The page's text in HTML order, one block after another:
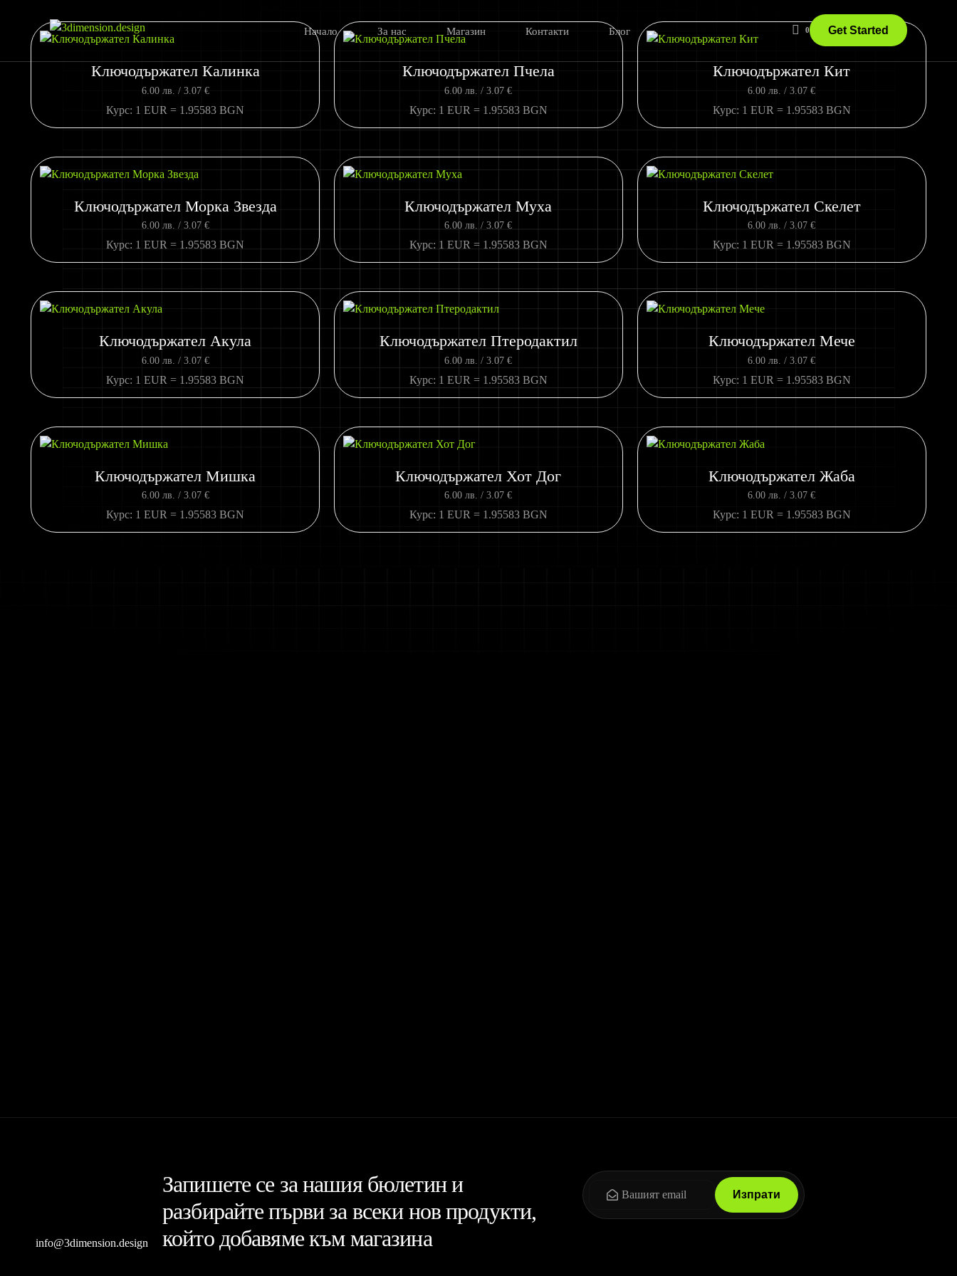
Начало За нас Магазин Контакти Блог 0 Get Started
Ключодържател Калинка
6.00 лв. / 3.07 €
Курс: 1 EUR = 1.95583 BGN
Ключодържател Пчела
6.00 лв. / 3.07 €
Курс: 1 EUR = 1.95583 BGN
Ключодържател Кит
6.00 лв. / 3.07 €
Курс: 1 EUR = 1.95583 BGN
Ключодържател Морка Звезда
6.00 лв. / 3.07 €
Курс: 1 EUR = 1.95583 BGN
Ключодържател Муха
6.00лв. / 3.07 €
Курс: 1 EUR = 1.95583 BGN
Ключодържател Скелет
6.00лв. / 3.07 €
Курс: 1 EUR = 1.95583 BGN
Ключодържател Акула
6.00 лв. / 3.07 €
Курс: 1 EUR = 1.95583 BGN
Ключодържател Птеродактил
6.00 лв. / 3.07 €
Курс: 1 EUR = 1.95583 BGN
Ключодържател Мече
6.00 лв. / 3.07 €
Курс: 1 EUR = 1.95583 BGN
Ключодържател Мишка
6.00 лв. / 3.07 €
Курс: 1 EUR = 1.95583 BGN
Ключодържател Хот Дог
6.00лв. / 3.07 €
Курс: 1 EUR = 1.95583 BGN
Ключодържател Жаба
6.00лв. / 3.07 €
Курс: 1 EUR = 1.95583 BGN
info@3dimension.design
Запишете се за нашия бюлетин и
разбирайте първи за всеки нов продукти,
който добавяме към магазина
Изпрати